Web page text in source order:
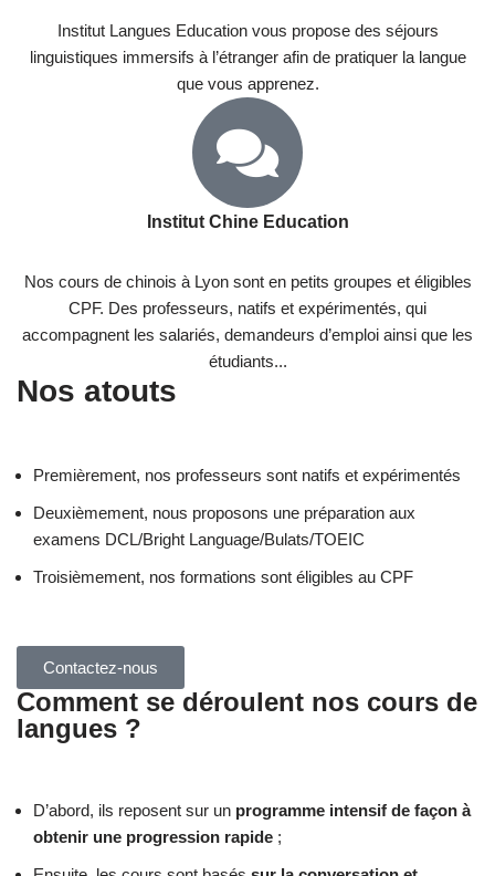
Institut Langues Education vous propose des séjours
linguistiques immersifs à l’étranger afin de pratiquer la langue
que vous apprenez.
Institut Chine Education
Nos cours de chinois à Lyon sont en petits groupes et éligibles
CPF. Des professeurs, natifs et expérimentés, qui
accompagnent les salariés, demandeurs d’emploi ainsi que les
étudiants...
Nos atouts
Premièrement, nos professeurs sont natifs et expérimentés
Deuxièmement, nous proposons une préparation aux
examens DCL/Bright Language/Bulats/TOEIC
Troisièmement, nos formations sont éligibles au CPF
Contactez-nous
Comment se déroulent nos cours de
langues ?
D’abord, ils reposent sur un programme intensif de façon à
obtenir une progression rapide ;